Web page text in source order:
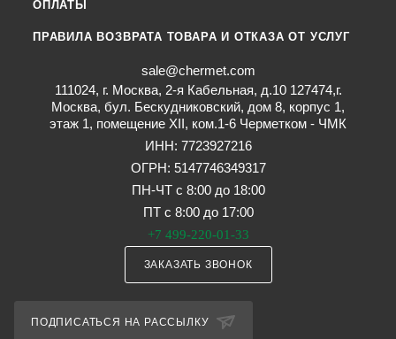
ОПЛАТЫ
ПРАВИЛА ВОЗВРАТА ТОВАРА И ОТКАЗА ОТ УСЛУГ
sale@chermet.com
111024, г. Москва, 2-я Кабельная, д.10 127474,г.
Москва, бул. Бескудниковский, дом 8, корпус 1,
этаж 1, помещение XII, ком.1-6 Черметком - ЧМК
ИНН: 7723927216
ОГРН: 5147746349317
ПН-ЧТ с 8:00 до 18:00
ПТ с 8:00 до 17:00
+7 499-220-01-33
ЗАКАЗАТЬ ЗВОНОК
ПОДПИСАТЬСЯ НА РАССЫЛКУ